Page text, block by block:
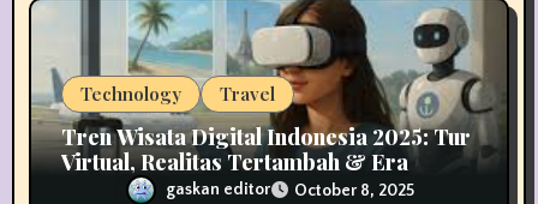
Technology Travel
Tren Wisata Digital Indonesia 2025: Tur
Virtual, Realitas Tertambah & Era
Pariwisata Hybrid
gaskan editor October 8, 2025